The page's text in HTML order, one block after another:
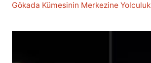
Gökada Kümesinin Merkezine Yolculuk